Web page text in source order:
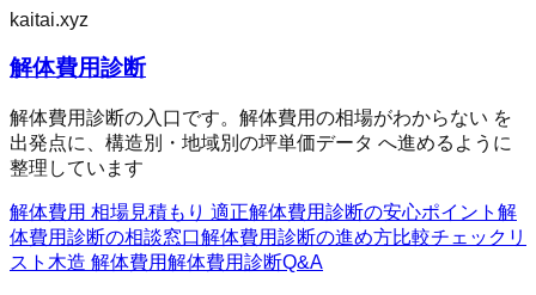
kaitai.xyz
解体費用診断
解体費用診断の入口です。解体費用の相場がわからない を
出発点に、構造別・地域別の坪単価データ へ進めるように
整理しています
解体費用 相場見積もり 適正解体費用診断の安心ポイント 解
体費用診断の相談窓口解体費用診断の進め方比較チェックリ
スト 木造 解体費用解体費用診断Q&A